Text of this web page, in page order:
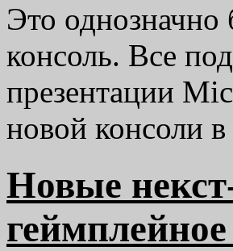
Это однозначно
консоль. Все
презентации
новой консоли
Новые